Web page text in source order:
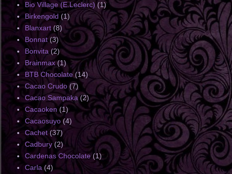
Bio Village (E.Leclerc) (1)
Birkengold (1)
Blanxart (8)
Bonnat (3)
Bonvita (2)
Brainmax (1)
BTB Chocolate (14)
Cacao Crudo (7)
Cacao Sampaka (2)
Cacaoken (1)
Cacaosuyo (4)
Cachet (37)
Cadbury (2)
Cardenas Chocolate (1)
Carla (4)